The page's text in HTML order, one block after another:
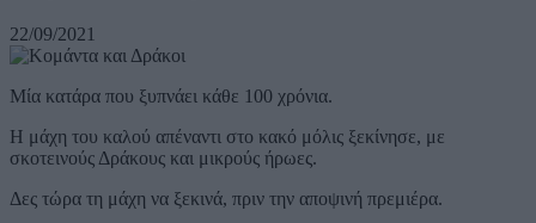
22/09/2021
Μία κατάρα που ξυπνάει κάθε 100 χρόνια.
Η μάχη του καλού απέναντι στο κακό μόλις ξεκίνησε, με
σκοτεινούς Δράκους και μικρούς ήρωες.
Δες τώρα τη μάχη να ξεκινά, πριν την αποψινή πρεμιέρα.